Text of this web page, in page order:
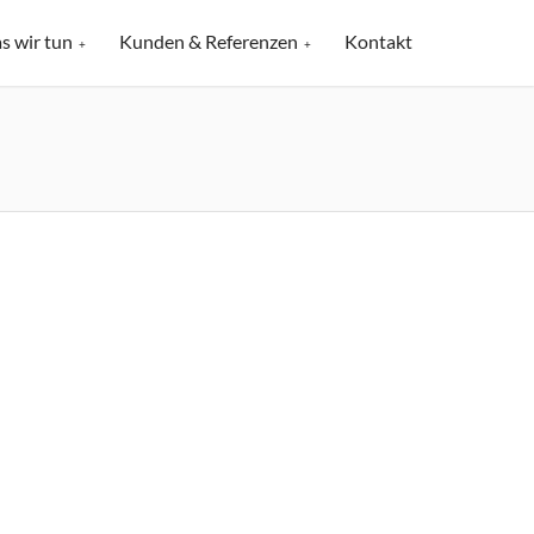
wir tun + Kunden & Referenzen + Kontakt